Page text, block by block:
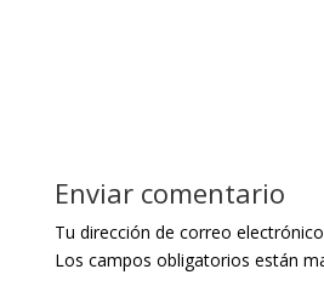
Enviar comentario
Tu dirección de correo
Los campos obligatorios están